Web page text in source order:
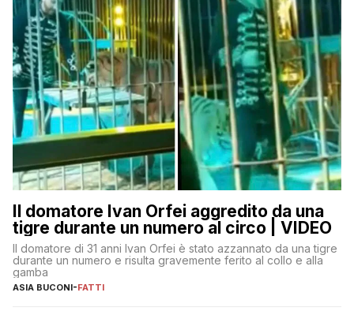
Il domatore Ivan Orfei aggredito da una
tigre durante un numero al circo | VIDEO
Il domatore di 31 anni Ivan Orfei è stato azzannato da una tigre
durante un numero e risulta gravemente ferito al collo e alla
gamba
ASIA BUCONI-FATTI